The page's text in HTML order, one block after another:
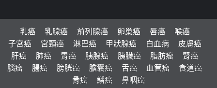
乳癌 乳腺癌 前列腺癌 卵巢癌 唇癌
喉癌
子宮癌
宮頸癌 淋巴癌 甲狀腺癌 白血病
皮膚癌
肝癌
肺癌 胃癌 胰腺癌 胰臟癌 脂肪瘤
腎癌
腦瘤
腸癌 膀胱癌 膽囊癌 舌癌 血管瘤
食道癌
骨癌
鱗癌 鼻咽癌